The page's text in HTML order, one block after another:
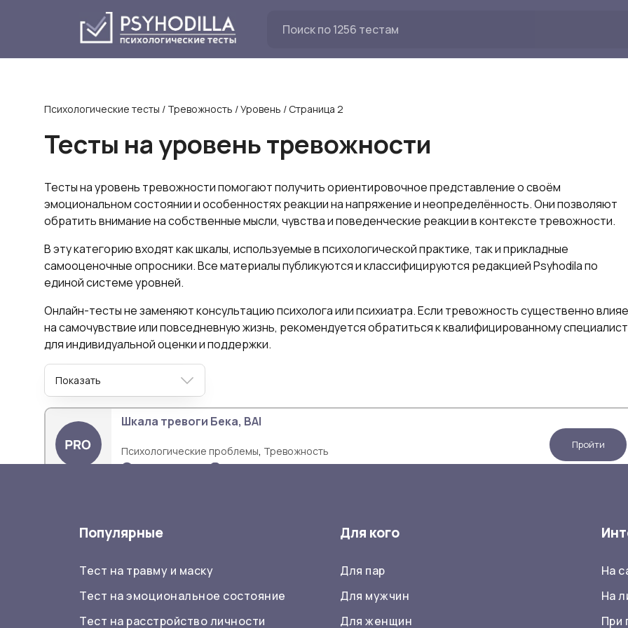
Психологические тесты / Тревожность /Уровень / Страница 2
Тесты на уровень тревожности
Тесты на уровень тревожности помогают получить ориентировочное представление о своём
эмоциональном состоянии и особенностях реакции на напряжение и неопределённость. Они позволяют
обратить внимание на собственные мысли, чувства и поведенческие реакции в контексте тревожности.
В эту категорию входят как шкалы, используемые в психологической практике, так и прикладные
самооценочные опросники. Все материалы публикуются и классифицируются редакцией Psyhodila по
единой системе уровней.
Онлайн-тесты не заменяют консультацию психолога или психиатра. Если тревожность существенно
на самочувствие или повседневную жизнь, рекомендуется обратиться к квалифицированному
для индивидуальной оценки и поддержки.
Показать
Шкала тревоги Бека, BAI
Психологические проблемы, Тревожность
21 вопрос
2-5 мин.
Пройти
Популярные
Тест на травму и маску
Тест на эмоциональное состояние
Тест на расстройство личности
Для кого
Для пар
Для мужчин
Для женщин
На
На
При